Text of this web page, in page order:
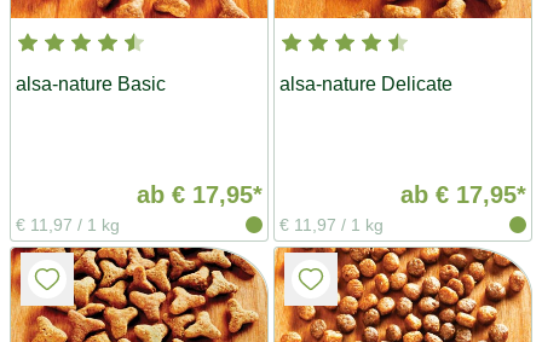
alsa-nature Basic
ab € 17,95*
€ 11,97 / 1 kg
alsa-nature Delicate
ab € 17,95*
€ 11,97 / 1 kg